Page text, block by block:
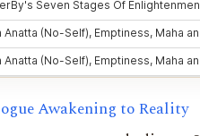
Awakening to Reality